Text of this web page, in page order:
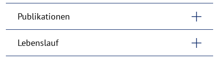
Publikationen
Lebenslauf